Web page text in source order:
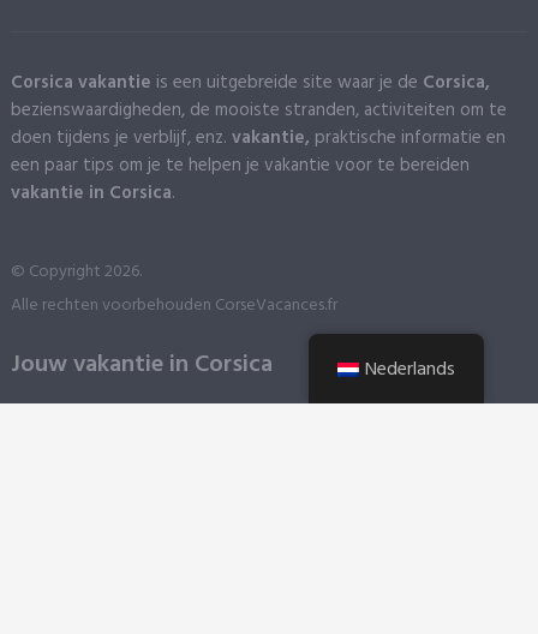
Corsica vakantie is een uitgebreide site waar je de Corsica,
bezienswaardigheden, de mooiste stranden, activiteiten om te
doen tijdens je verblijf, enz. vakantie, praktische informatie en
een paar tips om je te helpen je vakantie voor te bereiden
vakantie in Corsica.
© Copyright 2026.
Alle rechten voorbehouden CorseVacances.fr
Jouw vakantie in Corsica Nederlands